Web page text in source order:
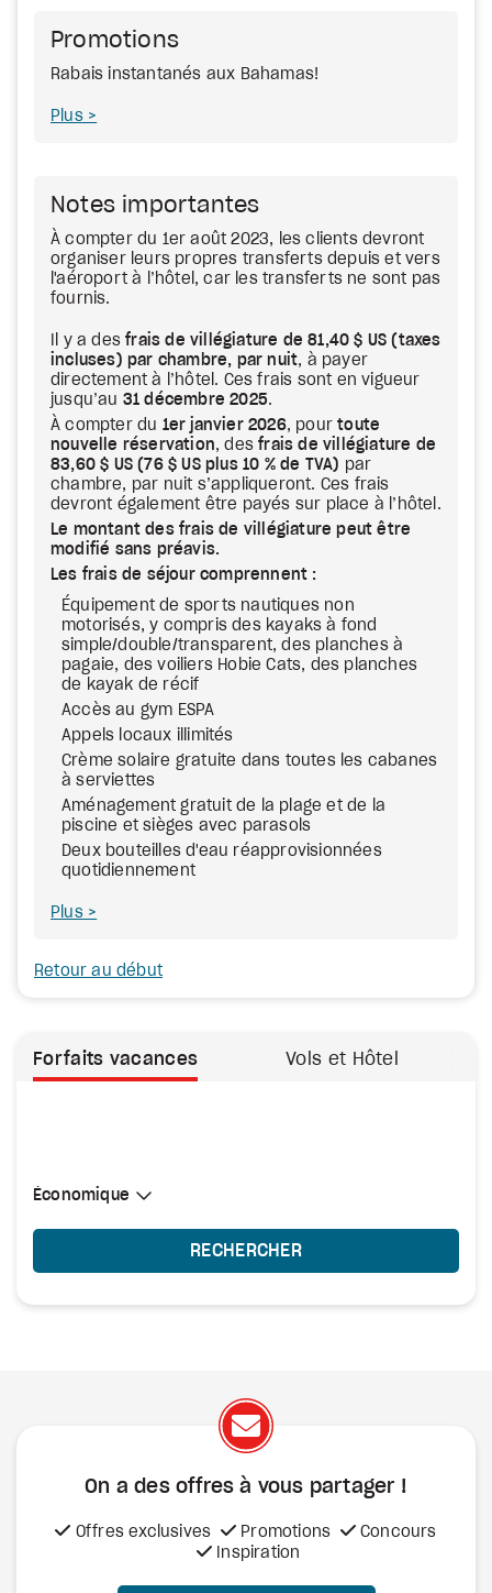
Promotions
Rabais instantanés aux Bahamas!
Plus
Notes importantes
À compter du 1er août 2023, les clients devront
organiser leurs propres transferts depuis et vers
l'aéroport à l’hôtel, car les transferts ne sont pas
fournis.
Il y a desfrais de villégiature de 81,40 $ US (taxes
incluses) par chambre, par nuit, à payer
directement à l’hôtel. Ces frais sont en vigueur
jusqu’au 31 décembre 2025.
À compter du 1er janvier 2026, pourtoute
nouvelle réservation, desfrais de villégiature de
83,60 $ US (76 $ US plus 10 % de TVA) par
chambre, par nuit s’appliqueront. Ces frais
devront également être payés sur place à l’hôtel.
Le montant des frais de villégiature peut être
modifié sans préavis.
Les frais de séjour comprennent :
Équipement de sports nautiques non
motorisés, y compris des kayaks à fond
simple/double/transparent, des planches à
pagaie, des voiliers Hobie Cats, des planches
de kayak de récif
Accès au gym ESPA
Appels locaux illimités
Crème solaire gratuite dans toutes les cabanes
à serviettes
Aménagement gratuit de la plage et de la
piscine et sièges avec parasols
Deux bouteilles d'eau réapprovisionnées
quotidiennement
Plus
Retour au début
Forfaits vacances Vols et Hôtel
Sélectionner une cabine
Économique
Économique
RECHERCHER
On a des offres à vous partager !
Offres exclusives Promotions
Concours
Inspiration